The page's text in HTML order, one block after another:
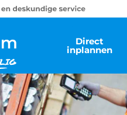
Direct
inplannen